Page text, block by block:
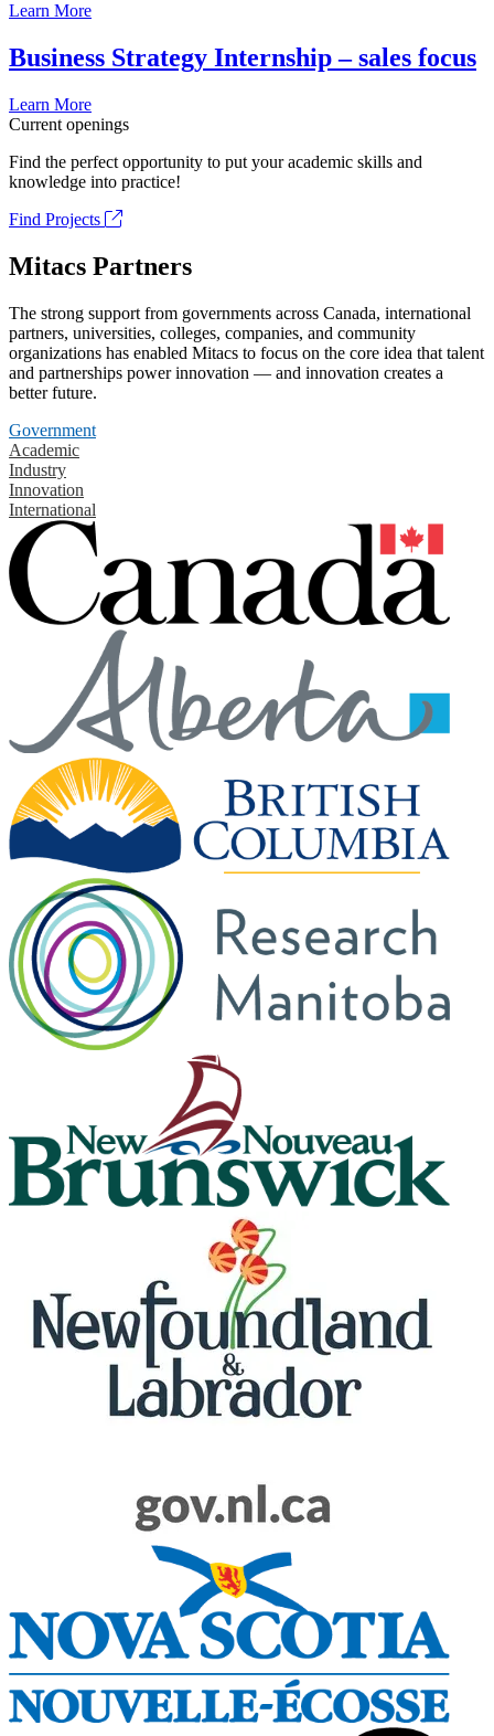
Learn More
Business Strategy Internship – sales focus
Learn More
Current openings
Find the perfect opportunity to put your academic skills and
knowledge into practice!
Find Projects
Mitacs Partners
The strong support from governments across Canada, international
partners, universities, colleges, companies, and community
organizations has enabled Mitacs to focus on the core idea that talent
and partnerships power innovation — and innovation creates a
better future.
Government
Academic
Industry
Innovation
International